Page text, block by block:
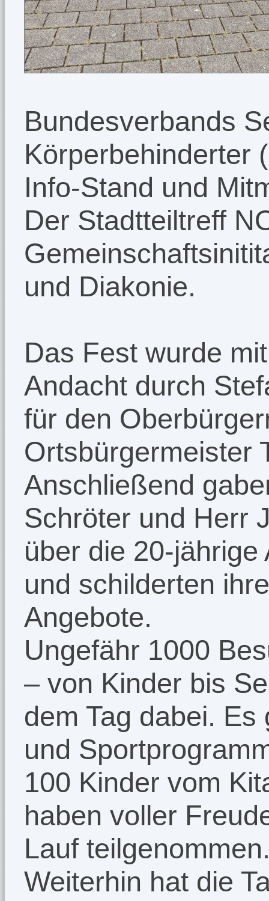
Bundesverbands
Körperbehinderter
Info-Stand und
Der Stadtteiltreff
und Diakonie.
Das Fest wurde
Andacht durch
für den
Ortsbürgermeister
Anschließend
Schröter und Herr
über die 20-
und schilderten
Angebote.
Ungefähr 1000
– von Kinder bis
dem Tag dabei.
und
100 Kinder vom
haben voller
Lauf
Weiterhin hat die